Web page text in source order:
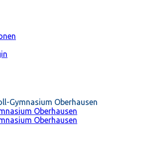
Gymnasium Oberhausen